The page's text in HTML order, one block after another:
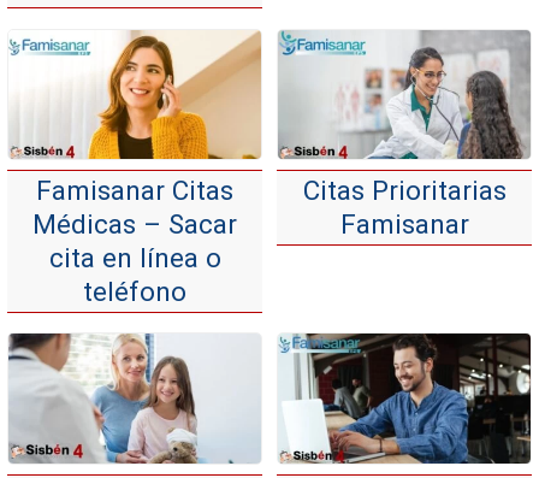
Famisanar Citas
Médicas – Sacar
cita en línea o
teléfono
Citas Prioritarias
Famisanar